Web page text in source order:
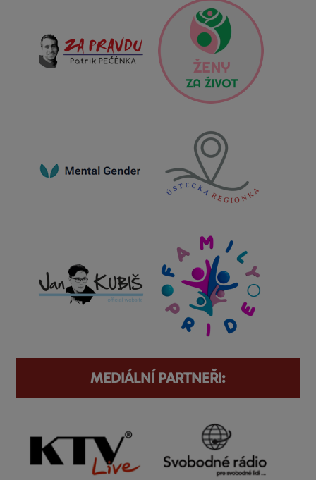
MEDIÁLNÍ PARTNEŘI: